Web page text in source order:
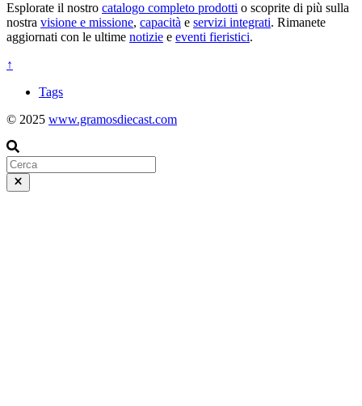
Esplorate il nostro catalogo completo prodotti o scoprite di più sulla
nostra visione e missione, capacità e servizi integrati. Rimanete
aggiornati con le ultime notizie e eventi fieristici.
↑
Tags
© 2025 www.gramosdiecast.com